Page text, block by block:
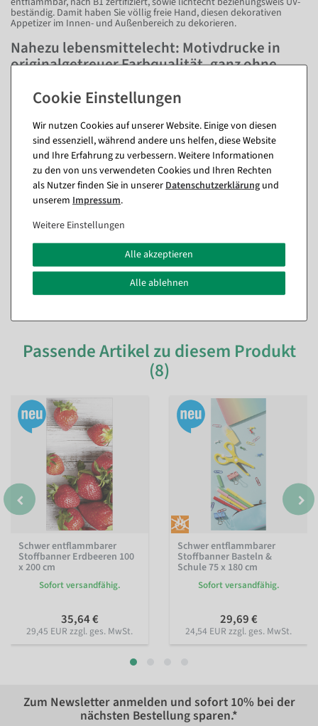
beständig. Damit haben Sie völlig freie Hand, diesen dekorativen
Appetizer im Innen- und Außenbereich zu dekorieren.
Nahezu lebensmittelecht: Motivdrucke in
originalgetreuer Farbqualität, ganz ohne
Um dieses Stillleben an kulinarischen Köstlichkeiten nicht durch
Falten aufzubrechen, haben wir bei DecoWoerner Vorkehrungen
getroffen. Unsere Langbahnen sind oben und unten mit einem
Hohlsaum versehen. Werden darin eine Aufhänge- und
Stabilisierungsstange befestigt, hängen unsere Motivdrucke im
Handumdrehen ebenmäßig glatt. Dafür passende Stangen offerieren
wir Ihnen gerne in den Varianten Holz und Alu. Egal, ob Sie in der
Lebensmittelbranche tätig sind, auf Festen und Gourmetmessen für
passende Stimmung sorgen möchten oder Passanten auf köstliche
Angebote aufmerksam machen wollen: Unser Stoffbanner macht in
Eingangsbereichen und vielen weiteren Räumlichkeiten eine
Zuhause.
Passende Artikel zu diesem Produkt
(8)
Schwer entflammbarer
Stoffbanner Erdbeeren 100
x 200 cm
Sofort versandfähig.
35,64 €
29,45 EUR zzgl. ges. MwSt.
Schwer entflammbarer
Stoffbanner Basteln &
Schule 75 x 180 cm
Sofort versandfähig.
29,69 €
24,54 EUR zzgl. ges. MwSt.
Zum Newsletter anmelden und sofort 10% bei der
nächsten Bestellung sparen.*
Wir nutzen Cookies auf unserer Website. Einige von diesen
sind essenziell, während andere uns helfen, diese Website
und Ihre Erfahrung zu verbessern. Weitere Informationen
zu den von uns verwendeten Cookies und Ihren Rechten
als Nutzer finden Sie in unsererDaten­schutz­erklärung und
unserem Impressum.
Weitere Einstellungen
Alle akzeptieren
Alle ablehnen